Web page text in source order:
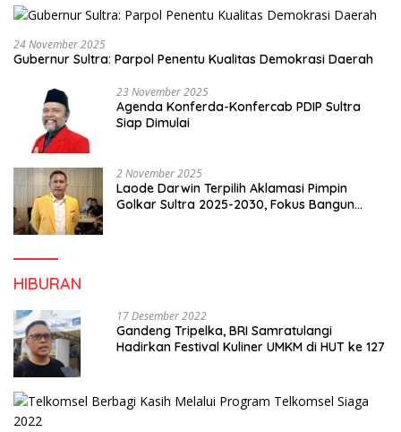
24 November 2025
Gubernur Sultra: Parpol Penentu Kualitas Demokrasi Daerah
23 November 2025
Agenda Konferda-Konfercab PDIP Sultra
Siap Dimulai
2 November 2025
Laode Darwin Terpilih Aklamasi Pimpin
Golkar Sultra 2025-2030, Fokus Bangun
HIBURAN
17 Desember 2022
Gandeng Tripelka, BRI Samratulangi
Hadirkan Festival Kuliner UMKM di HUT ke 127